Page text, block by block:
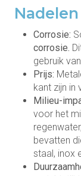
Nadelen
Corrosie:
corrosie.
gebruik
Prijs:
kant zijn in
Milieu-
voor het
bevatten
staal, inox